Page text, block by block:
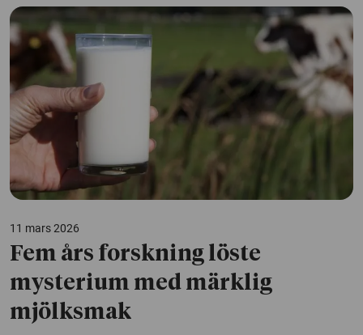
11 mars 2026
Fem års forskning löste
mysterium med märklig
mjölksmak